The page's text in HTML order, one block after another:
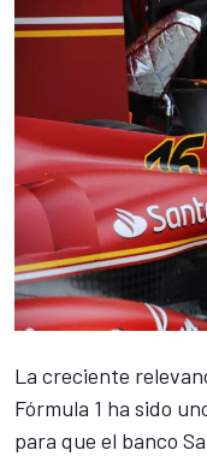
La creciente
Fórmula 1 ha sido
para que el banco